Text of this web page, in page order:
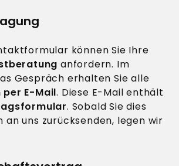
können Sie Ihre
anfordern. Im
Gespräch erhalten Sie alle
E-Mail. Diese E-Mail enthält
. Sobald Sie dies
uns zurücksenden, legen wir